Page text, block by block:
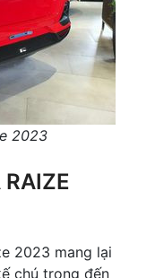
2023
2023 mang lại
chú trọng đến